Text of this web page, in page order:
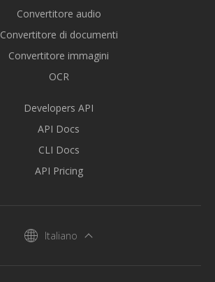
Convertitore audio
Convertitore di documenti
Convertitore immagini
OCR
Developers API
API Docs
CLI Docs
API Pricing
Italiano